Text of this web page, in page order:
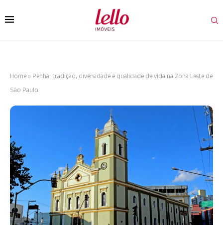
Home » Penha: tradição, diversidade e qualidade de vida na Zona Leste de
São Paulo